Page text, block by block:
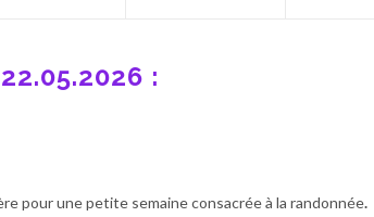
:
pour une petite semaine consacrée à la randonnée.